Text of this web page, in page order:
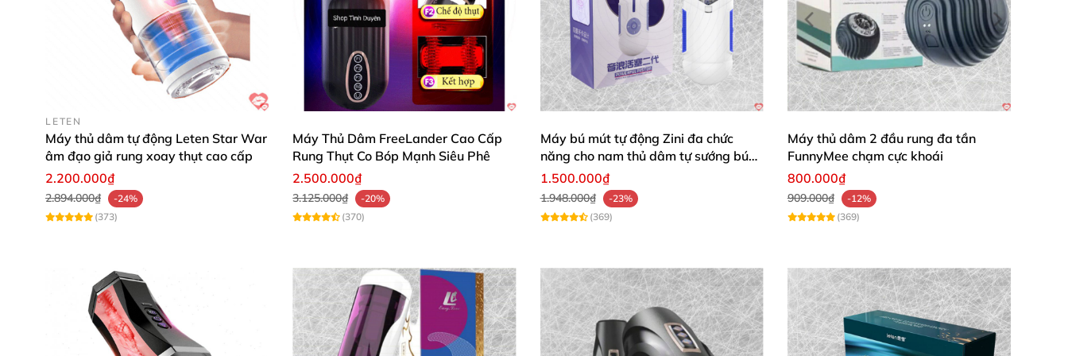
những lúc xa người yêu."
Trần Quốc Huy: "Sản phẩm thiết kế chắc chắn, pin sạc nhanh cùng kích thước vừa tay cầm. Tôi giới thiệu cho nhiều bạn bè và ai cũng khen đáng
đồng tiền bát gạo."
LETEN
Máy thủ dâm tự động Leten Star War
âm đạo giả rung xoay thụt cao cấp
2.200.000₫
2.894.000₫
-24%
(373)
Máy Thủ Dâm FreeLander Cao Cấp
Rung Thụt Co Bóp Mạnh Siêu Phê
2.500.000₫
3.125.000₫
-20%
(370)
Máy bú mút tự động Zini đa chức
năng cho nam thủ dâm tự sướng bú
cu giá rẻ
1.500.000₫
1.948.000₫
-23%
(369)
Máy thủ dâm 2 đầu rung đa tần
FunnyMee chạm cực khoái
800.000₫
909.000₫
-12%
(369)